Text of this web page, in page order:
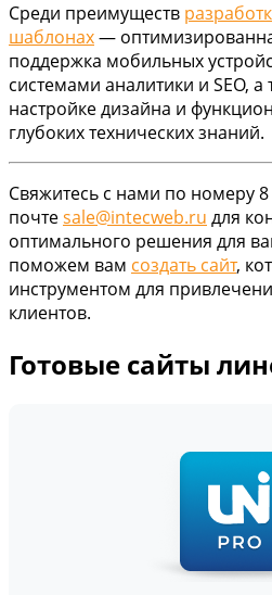
Среди преимуществ
шаблонах—
поддержка мобильных
системами аналитики и SEO, а
настройке дизайна и
глубоких технических знаний.
Свяжитесь с нами по номеру 8
почтеsale@intecweb.ru для
оптимального решения для
поможем вам создать сайт,
инструментом для
клиентов.
Готовые сайты